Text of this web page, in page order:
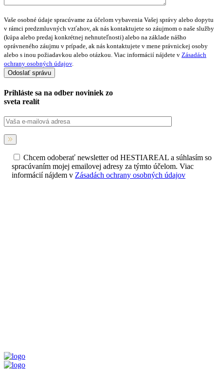
Vaše osobné údaje spracúvame za účelom vybavenia Vašej správy alebo dopytu
v rámci predzmluvných vzťahov, ak nás kontaktujete so záujmom o naše služby
(kúpa alebo predaj konkrétnej nehnuteľnosti) alebo na základe nášho
oprávneného záujmu v prípade, ak nás kontaktujete v mene právnickej osoby
alebo s inou požiadavkou alebo otázkou. Viac informácií nájdete v Zásadách
ochrany osobných údajov.
Prihláste sa na odber noviniek zo
sveta realít
Chcem odoberať newsletter od HESTIAREAL a súhlasím so
spracúvaním mojej emailovej adresy za týmto účelom. Viac
informácií nájdem v Zásadách ochrany osobných údajov